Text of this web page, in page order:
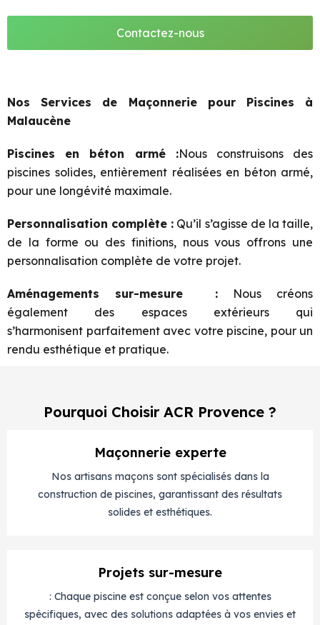
Contactez-nous
Nos Services de Maçonnerie pour Piscines à
Malaucène
Piscines en béton armé :Nous construisons des
piscines solides, entièrement réalisées en béton armé,
pour une longévité maximale.
Personnalisation complète : Qu’il s’agisse de la taille,
de la forme ou des finitions, nous vous offrons une
personnalisation complète de votre projet.
Aménagements sur-mesure :
Nous créons
également des espaces extérieurs qui
s’harmonisent parfaitement avec votre piscine, pour un
rendu esthétique et pratique.
Pourquoi Choisir ACR Provence ?
Maçonnerie experte
Nos artisans maçons sont spécialisés dans la
construction de piscines, garantissant des résultats
solides et esthétiques.
Projets sur-mesure
: Chaque piscine est conçue selon vos attentes
spécifiques, avec des solutions adaptées à vos envies et